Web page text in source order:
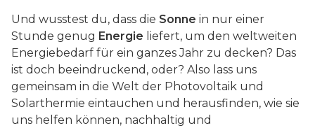
Und wusstest du, dass die Sonne in nur einer
Stunde genug Energie liefert, um den weltweiten
Energiebedarf für ein ganzes Jahr zu decken? Das
ist doch beeindruckend, oder? Also lass uns
gemeinsam in die Welt der Photovoltaik und
Solarthermie eintauchen und herausfinden, wie sie
uns helfen können, nachhaltig und